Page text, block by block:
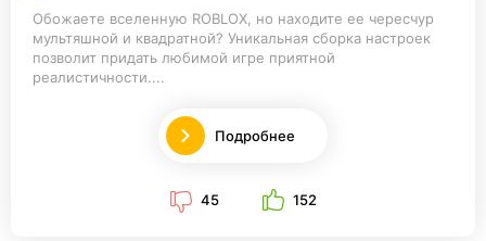
Обожаете вселенную ROBLOX, но находите ее чересчур
мультяшной и квадратной? Уникальная сборка настроек
позволит придать любимой игре приятной
реалистичности....
Подробнее
45 152